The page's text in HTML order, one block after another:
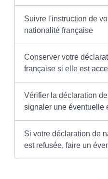
Suivre l'instruction de
nationalité française
Conserver votre
française si elle est
Vérifier la déclaration
signaler une éventuelle
Si votre déclaration de
est refusée, faire un